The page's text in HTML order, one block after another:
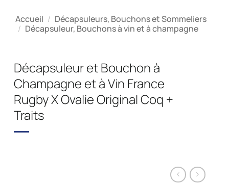
Accueil / Décapsuleurs, Bouchons et Sommeliers
/ Décapsuleur, Bouchons à vin et à champagne
Décapsuleur et Bouchon à
Champagne et à Vin France
Rugby X Ovalie Original Coq +
Traits